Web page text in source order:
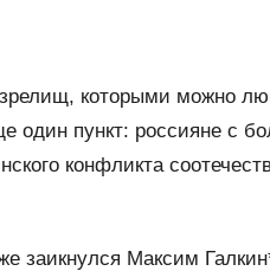
которыми можно
один пункт: россияне с
конфликта
заикнулся Максим